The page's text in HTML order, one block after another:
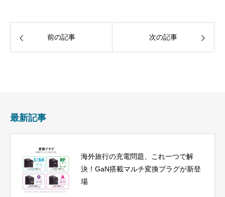
前の記事 次の記事
最新記事
海外旅行の充電問題、これ一つで解
決！GaN搭載マルチ変換プラグが新登
場